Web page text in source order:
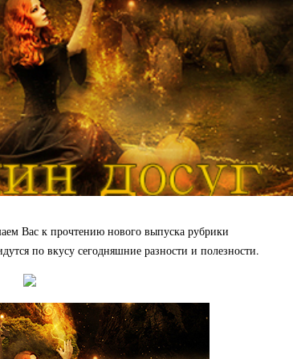
Вас к прочтению нового выпуска рубрики
по вкусу сегодняшние разности и полезности.